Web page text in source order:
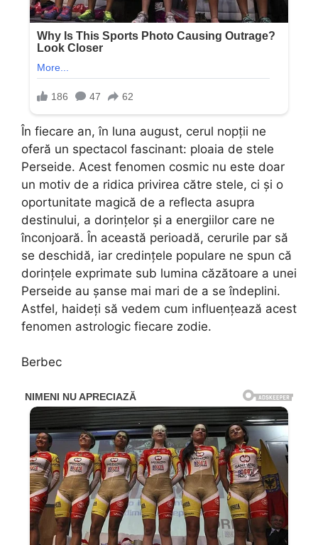
În fiecare an, în luna august, cerul nopții ne
oferă un spectacol fascinant: ploaia de stele
Perseide. Acest fenomen cosmic nu este doar
un motiv de a ridica privirea către stele, ci și o
oportunitate magică de a reflecta asupra
destinului, a dorințelor și a energiilor care ne
înconjoară. În această perioadă, cerurile par să
se deschidă, iar credințele populare ne spun că
dorințele exprimate sub lumina căzătoare a unei
Perseide au șanse mai mari de a se îndeplini.
Astfel, haideți să vedem cum influențează acest
fenomen astrologic fiecare zodie.
Berbec